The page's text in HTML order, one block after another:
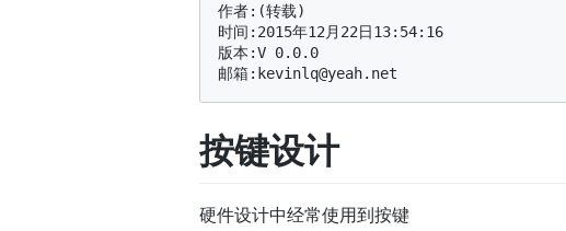
作者:(转载)
时间:2015年12月22日13:54:16
版本:V 0.0.0
按键设计
硬件设计中经常使用到按键